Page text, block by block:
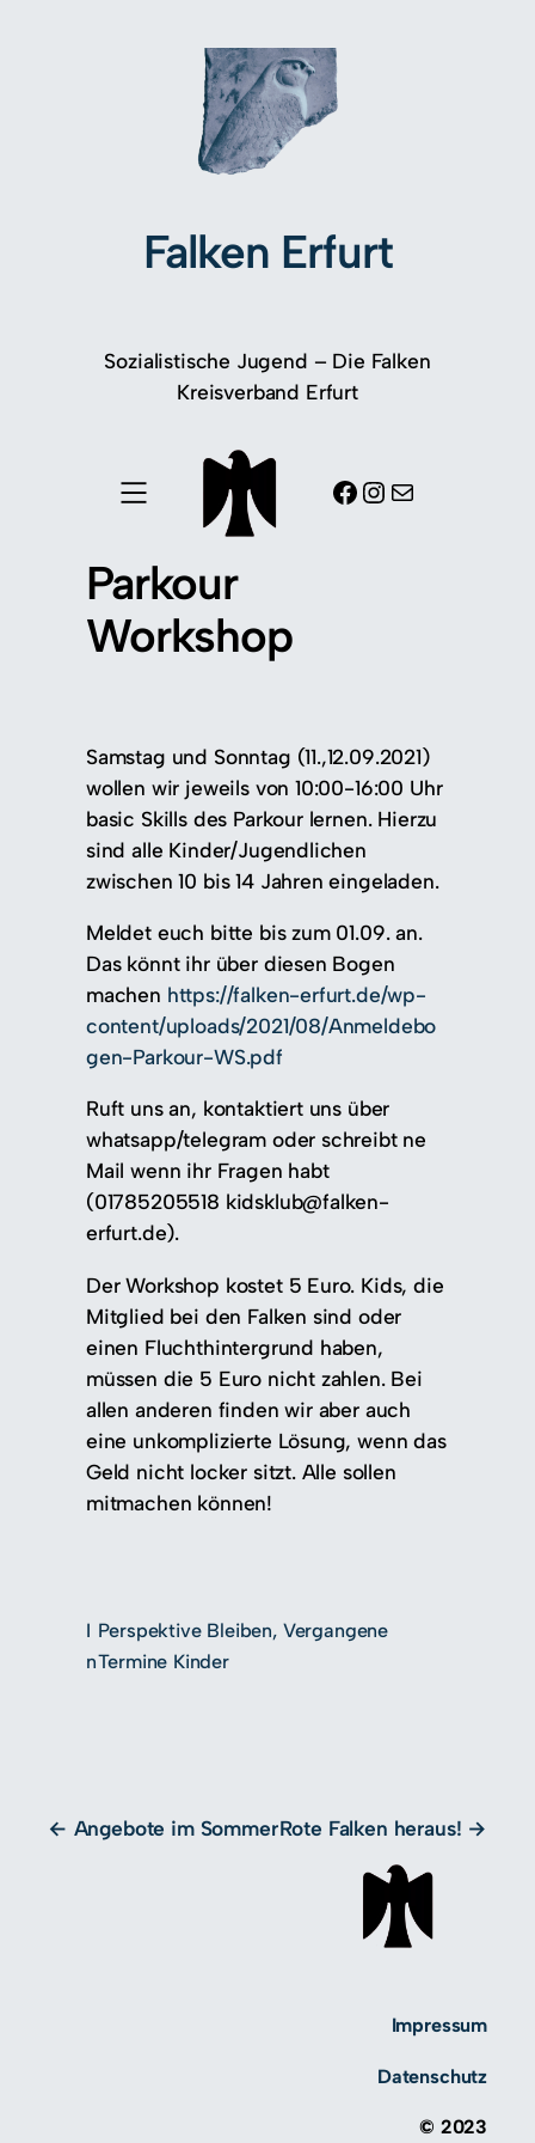
Falken Erfurt
Sozialistische Jugend – Die Falken
Kreisverband Erfurt
Facebook Instagram E-Mail
Parkour
Workshop
Samstag und Sonntag (11.,12.09.2021)
wollen wir jeweils von 10:00-16:00 Uhr
basic Skills des Parkour lernen. Hierzu
sind alle Kinder/Jugendlichen
zwischen 10 bis 14 Jahren eingeladen.
Meldet euch bitte bis zum 01.09. an.
Das könnt ihr über diesen Bogen
machen https://falken-erfurt.de/wp-
content/uploads/2021/08/Anmeldebo
gen-Parkour-WS.pdf
Ruft uns an, kontaktiert uns über
whatsapp/telegram oder schreibt ne
Mail wenn ihr Fragen habt
(01785205518 kidsklub@falken-
erfurt.de).
Der Workshop kostet 5 Euro. Kids, die
Mitglied bei den Falken sind oder
einen Fluchthintergrund haben,
müssen die 5 Euro nicht zahlen. Bei
allen anderen finden wir aber auch
eine unkomplizierte Lösung, wenn das
Geld nicht locker sitzt. Alle sollen
mitmachen können!
I
n
Perspektive Bleiben, Vergangene
Termine Kinder
Angebote im SommerRote Falken heraus!
Impressum
Datenschutz
© 2023